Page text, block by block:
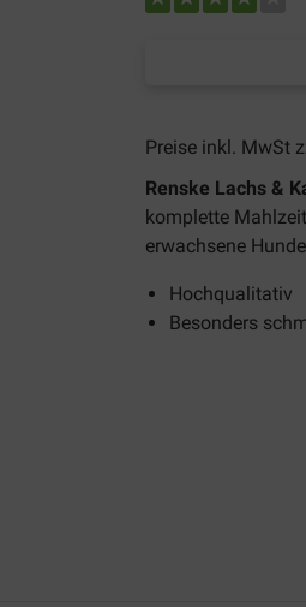
Preise inkl. MwSt
Renske Lachs &
komplette
erwachsene
Hochqualitativ
Besonders